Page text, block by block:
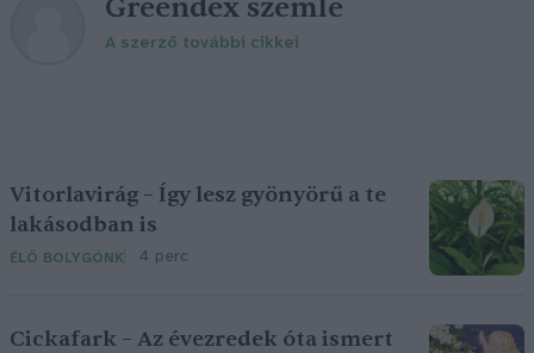
Greendex szemle
A szerző további cikkei
Vitorlavirág – Így lesz gyönyörű a te
lakásodban is
ÉLŐ BOLYGÓNK 4 perc
Cickafark – Az évezredek óta ismert